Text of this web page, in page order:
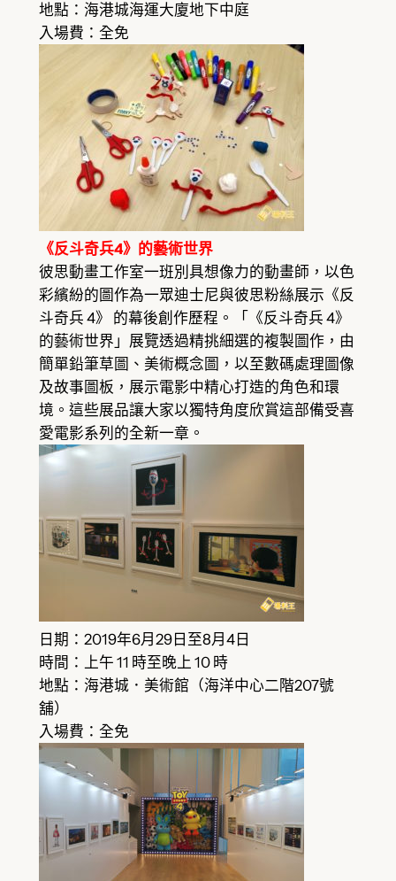
地點：海港城海運大廈地下中庭
入場費：全免
《反斗奇兵4》的藝術世界
彼思動畫工作室一班別具想像力的動畫師，以色
彩繽紛的圖作為一眾迪士尼與彼思粉絲展示《反
斗奇兵 4》 的幕後創作歷程。「《反斗奇兵 4》
的藝術世界」展覽透過精挑細選的複製圖作，由
簡單鉛筆草圖、美術概念圖，以至數碼處理圖像
及故事圖板，展示電影中精心打造的角色和環
境。這些展品讓大家以獨特角度欣賞這部備受喜
愛電影系列的全新一章。
日期：2019年6月29日至8月4日
時間：上午 11 時至晚上 10 時
地點：海港城．美術館（海洋中心二階207號
舖）
入場費：全免